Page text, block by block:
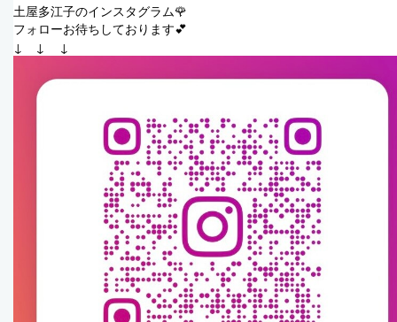
土屋多江子のインスタグラム🌹
フォローお待ちしております💕
↓　↓    ↓